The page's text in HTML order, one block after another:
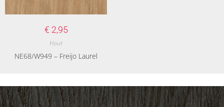
€ 2,95
Hout
NE68/W949 – Freijo Laurel